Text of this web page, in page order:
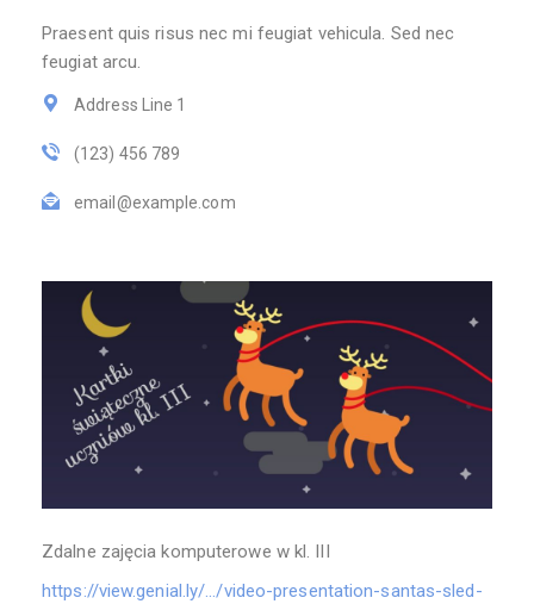
Praesent quis risus nec mi feugiat vehicula. Sed nec
feugiat arcu.
Address Line 1
(123) 456 789
email@example.com
Zdalne zajęcia komputerowe w kl. III
https://view.genial.ly/…/video-presentation-santas-sled-